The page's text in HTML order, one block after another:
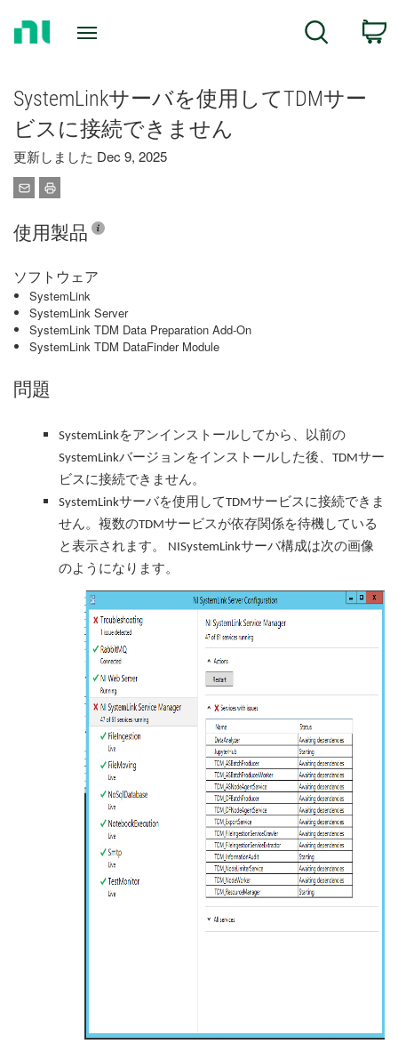
Search
SystemLinkサーバを使用してTDMサー
ビスに接続できません
更新しました Dec 9, 2025
使用製品
ソフトウェア
SystemLink
SystemLink Server
SystemLink TDM Data Preparation Add-On
SystemLink TDM DataFinder Module
問題
SystemLinkをアンインストールしてから、以前の
SystemLinkバージョンをインストールした後、TDMサー
ビスに接続できません。
SystemLinkサーバを使用してTDMサービスに接続できま
せん。 複数のTDMサービスが依存関係を待機している
と表示されます。 NISystemLinkサーバ構成は次の画像
のようになります。